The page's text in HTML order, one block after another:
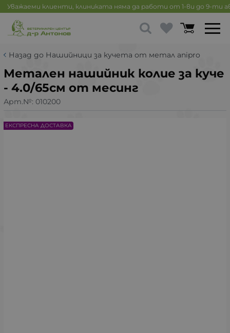
Уважаеми клиенти, клиниката няма да работи от 1-ви до 9-ти
Назад до Нашийници за кучета от метал anipro
Метален нашийник колие за куче
- 4.0/65см от месинг
Арт.№: 010200
ЕКСПРЕСНА ДОСТАВКА